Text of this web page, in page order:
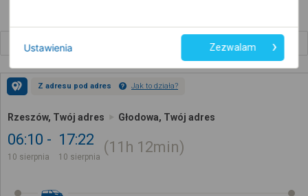
Z adresu pod adres Jak to działa?
Rzeszów, Twój adres Głodowa, Twój adres
06:10
10 sierpnia
17:22
10 sierpnia
11h 12min
Ustawienia Zezwalam